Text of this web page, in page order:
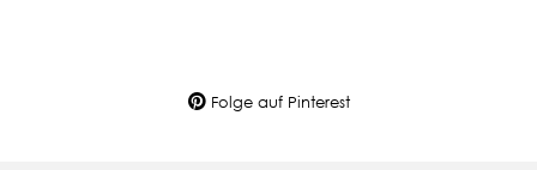
Folge auf Pinterest